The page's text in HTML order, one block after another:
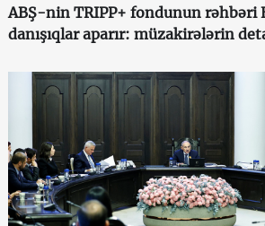
ABŞ-nin TRIPP+ fondunun rəhbəri
danışıqlar aparır: müzakirələrin